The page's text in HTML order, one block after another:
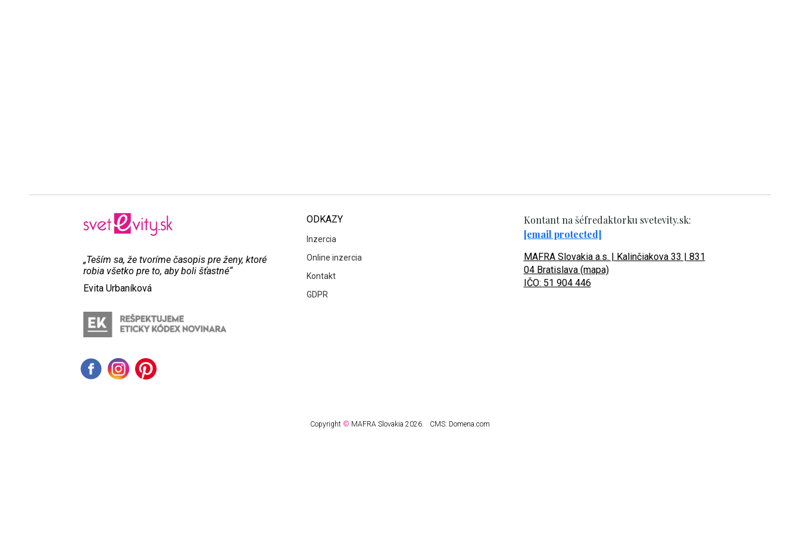
„Teším sa, že tvoríme časopis pre ženy, ktoré
robia všetko pre to, aby boli šťastné“
Evita Urbaníková
ODKAZY
Inzercia
Online inzercia
Kontakt
GDPR
Kontant na šéfredaktorku svetevity.sk:
[email protected]
MAFRA Slovakia a.s. | Kalinčiakova 33 | 831
04 Bratislava (mapa)
IČO: 51 904 446
Copyright © MAFRA Slovakia 2026. CMS: Domena.com